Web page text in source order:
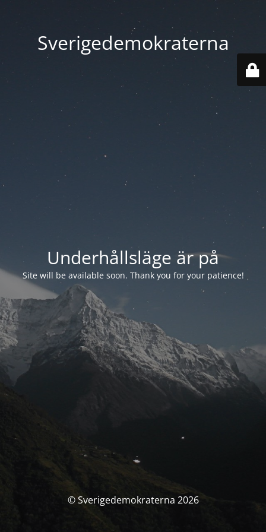
Sverigedemokraterna
Underhållsläge är på
Site will be available soon. Thank you for your patience!
© Sverigedemokraterna 2026